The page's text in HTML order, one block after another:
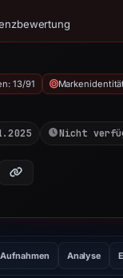
13/91
Nicht
Aufnahmen Analyse